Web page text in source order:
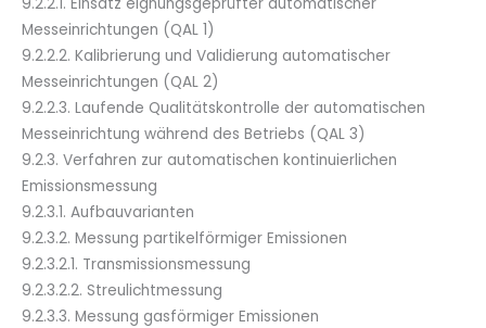
Messeinrichtungen (QAL 1)
9.2.2.2. Kalibrierung und Validierung automatischer
Messeinrichtungen (QAL 2)
9.2.2.3. Laufende Qualitätskontrolle der automatischen
Messeinrichtung während des Betriebs (QAL 3)
9.2.3. Verfahren zur automatischen kontinuierlichen
Emissionsmessung
9.2.3.1. Aufbauvarianten
9.2.3.2. Messung partikelförmiger Emissionen
9.2.3.2.1. Transmissionsmessung
9.2.3.2.2. Streulichtmessung
9.2.3.3. Messung gasförmiger Emissionen